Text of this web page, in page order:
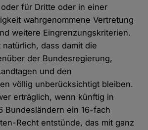
für Dritte oder in einer
wahrgenommene Vertretung
weitere Eingrenzungskriterien.
dass damit die
der Bundesregierung,
und den
völlig unberücksichtigt bleiben.
erträglich, wenn künftig in
Bundesländern ein 16-fach
Recht entstünde, das mit ganz